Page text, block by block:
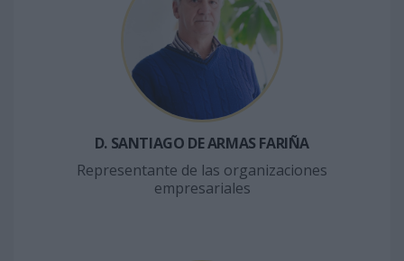
D. SANTIAGO DE ARMAS FARIÑA
Representante de las organizaciones
empresariales